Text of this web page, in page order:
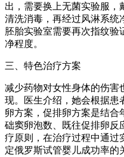
出，需要换上无菌实验服，
清洗消毒，再经过风淋系统
胚胎实验室需要再次指纹验
净程度。
三、特色治疗方案
减少药物对女性身体的伤害
现。医生介绍，她会根据患
卵方案，促排卵方案是结合
础窦卵泡数、既往促排卵反
疗原则，在治疗过程中通过
定俄罗斯试管婴儿成功率的